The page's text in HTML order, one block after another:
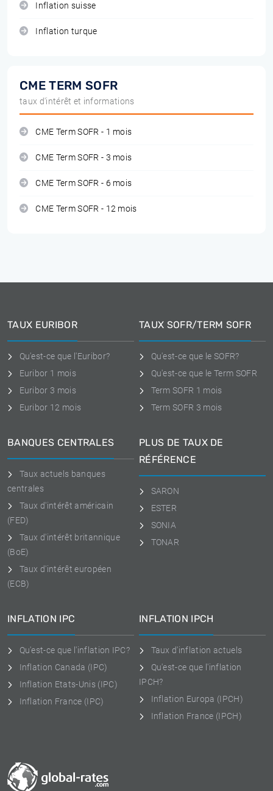
Inflation suisse
Inflation turque
CME TERM SOFR
taux d'intérêt et informations
CME Term SOFR - 1 mois
CME Term SOFR - 3 mois
CME Term SOFR - 6 mois
CME Term SOFR - 12 mois
TAUX EURIBOR
Qu'est-ce que l'Euribor?
Euribor 1 mois
Euribor 3 mois
Euribor 12 mois
TAUX SOFR/TERM SOFR
Qu'est-ce que le SOFR?
Qu'est-ce que le Term SOFR
Term SOFR 1 mois
Term SOFR 3 mois
BANQUES CENTRALES
Taux actuels banques
centrales
Taux d'intérêt américain
(FED)
Taux d'intérêt britannique
(BoE)
Taux d'intérêt européen
(ECB)
PLUS DE TAUX DE
RÉFÉRENCE
SARON
ESTER
SONIA
TONAR
INFLATION IPC
Qu'est-ce que l'inflation IPC?
Inflation Canada (IPC)
Inflation Etats-Unis (IPC)
Inflation France (IPC)
INFLATION IPCH
Taux d'inflation actuels
Qu'est-ce que l'inflation
IPCH?
Inflation Europa (IPCH)
Inflation France (IPCH)